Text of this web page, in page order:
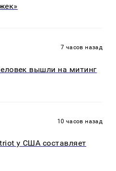
7 часов назад
вышли на митинг
10 часов назад
у США составляет